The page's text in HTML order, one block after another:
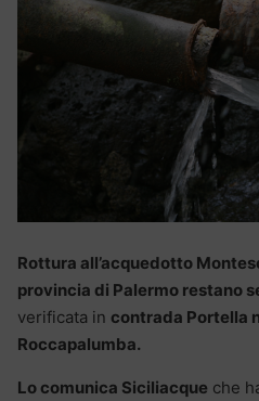
Rottura all’acquedotto
provincia di Palermo restano
verificata in contrada Portella
Roccapalumba.
Lo comunica Siciliacque che